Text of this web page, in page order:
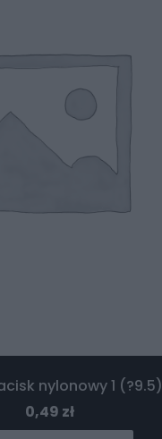
nylonowy 1 (?9.5)
0,49 zł